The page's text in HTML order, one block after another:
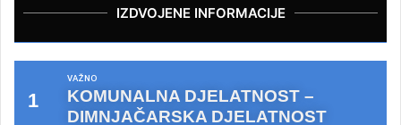
IZDVOJENE INFORMACIJE
VAŽNO
KOMUNALNA DJELATNOST –
DIMNJAČARSKA DJELATNOST